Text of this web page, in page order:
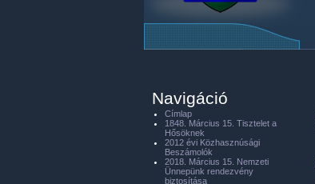
Navigáció
Címlap
1848. Március 15. Tisztelet a
Hősöknek
2012 évi Közhasznúsági
Beszámolók
2018. Március 15. Nemzeti
Ünnepünk rendezvény
biztosítása